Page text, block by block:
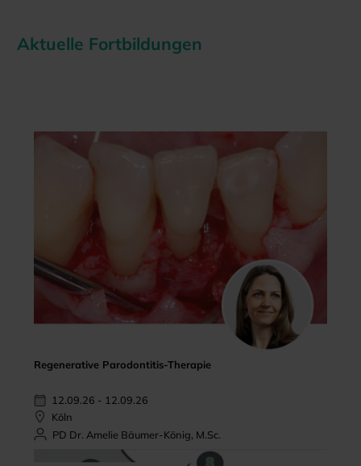
Aktuelle Fortbildungen
Regenerative Parodontitis-Therapie
12.09.26 - 12.09.26
Köln
PD Dr. Amelie Bäumer-König, M.Sc.